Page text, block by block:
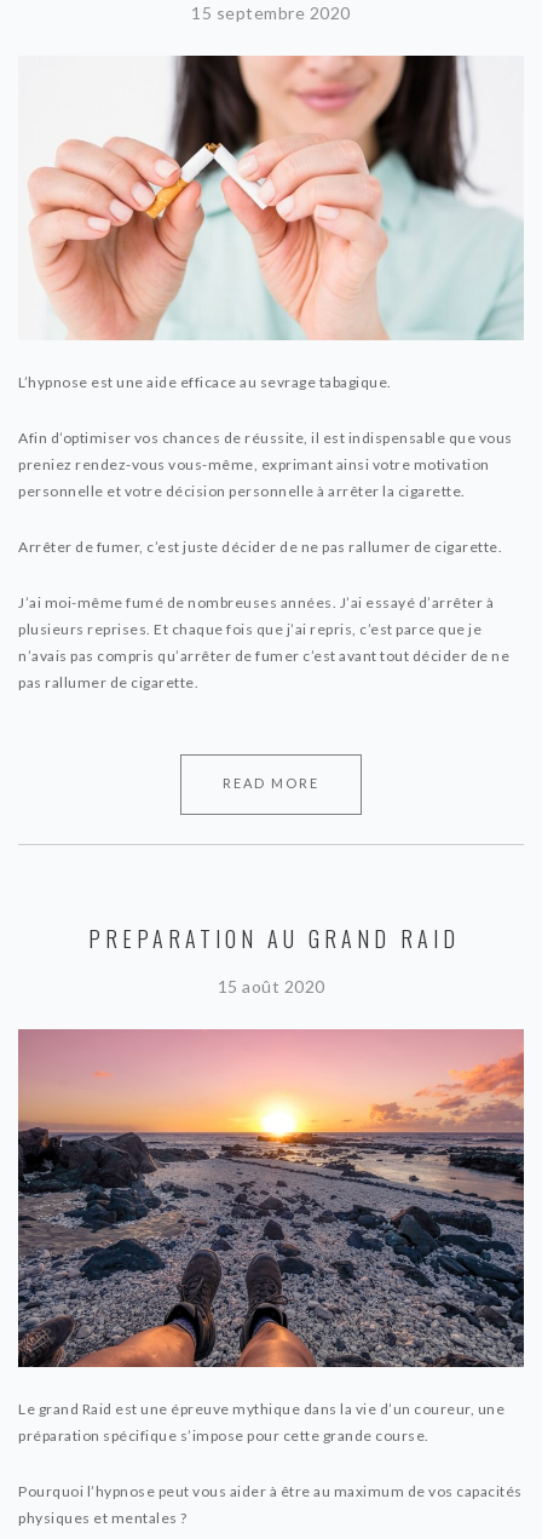
15 septembre 2020
L’hypnose est une aide efficace au sevrage tabagique.
Afin d’optimiser vos chances de réussite, il est indispensable que vous
preniez rendez-vous vous-même, exprimant ainsi votre motivation
personnelle et votre décision personnelle à arrêter la cigarette.
Arrêter de fumer, c’est juste décider de ne pas rallumer de cigarette.
J’ai moi-même fumé de nombreuses années. J’ai essayé d’arrêter à
plusieurs reprises. Et chaque fois que j’ai repris, c’est parce que je
n’avais pas compris qu’arrêter de fumer c’est avant tout décider de ne
pas rallumer de cigarette.
READ MORE
PREPARATION AU GRAND RAID
15 août 2020
Le grand Raid est une épreuve mythique dans la vie d’un coureur, une
préparation spécifique s’impose pour cette grande course.
Pourquoi l’hypnose peut vous aider à être au maximum de vos capacités
physiques et mentales ?